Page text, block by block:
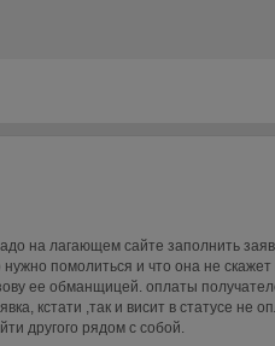
на лагающем сайте заполнить
помолиться и что она не скажет
ее обманщицей. оплаты
кстати ,так и висит в статусе не
другого рядом с собой.